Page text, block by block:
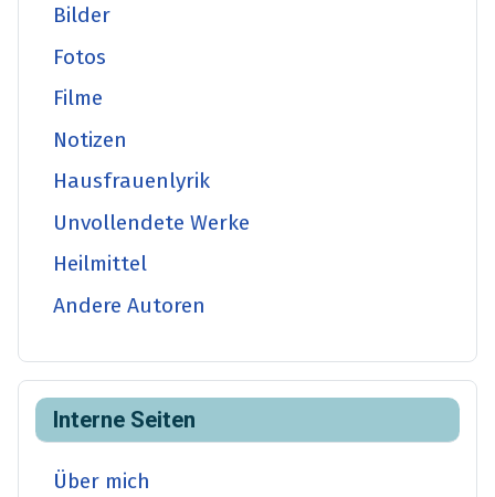
Bilder
Fotos
Filme
Notizen
Hausfrauenlyrik
Unvollendete Werke
Heilmittel
Andere Autoren
Interne Seiten
Über mich